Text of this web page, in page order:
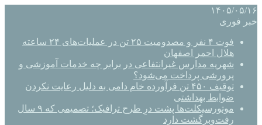
۱۴۰۵/۰۵/۱۶
خبر فوری
فوت ۴ نفر و مصدومیت ۲۵ تن در عملیات‌های ۲۴ ساعته
هلال احمر اصفهان
شهریه مدارس غیرانتفاعی در برابر چه خدمات آموزشی و
پرورشی پرداخت می‌شود؟
توقیف ۴۵۰ تن فرآورده خام دامی به دلیل رعایت نکردن
ضوابط بهداشتی
موتورسیکلت‌ها پشت درِ طرح ترافیک؛ تصمیمی که ۹ سال
رفت‌وبرگشت دارد